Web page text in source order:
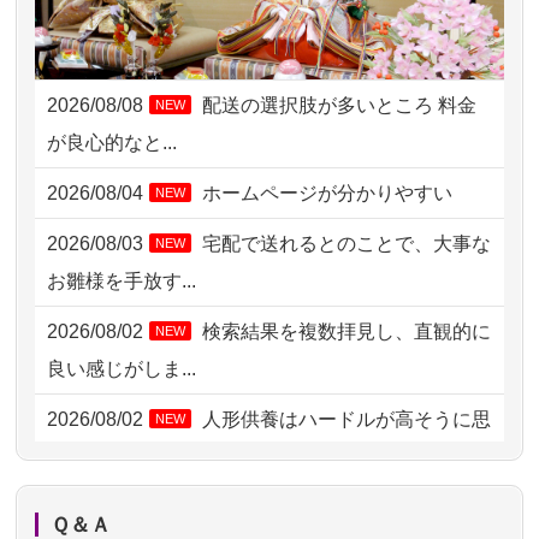
2026/08/06 06:48 横浜市の方からお申込み
2026/08/05 15:07 東京都の方からお申込み
2026/08/05 11:33 神奈川の方からお申込み
2026/08/04 00:38 中野区の方からお申込み
2026/08/03 21:17
2026/08/02 18:47 虎ノ門の方からお申込み
2026/08/02 11:15 千葉県の方からお申込み
2026/08/02 10:39
2026/08/08 NEW
配送の選択肢が多いところ 料金
が良心的なと...
2026/08/04 NEW ホームページが分かりやすい
2026/08/03 NEW
宅配で送れるとのことで、大事な
お雛様を手放す...
2026/08/02 NEW
検索結果を複数拝見し、直観的に
良い感じがしま...
2026/08/02 NEW
人形供養はハードルが高そうに思
えるのですが、...
Ｑ＆Ａ